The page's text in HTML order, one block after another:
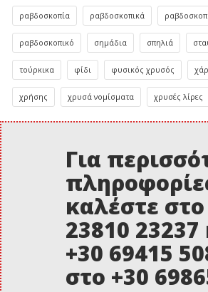
ραβδοσκοπία ραβδοσκοπικά
ραβδοσκοπικό σημάδια σπηλιά
τούρκικα φίδι φυσικός χρυσός
χρήσης χρυσά νομίσματα χρυσές λίρες
Για
καλέστε στο
23810 23237
+30 69415
στο +30